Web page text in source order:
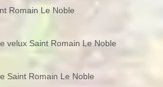
Romain Le Noble
velux Saint Romain Le Noble
Saint Romain Le Noble